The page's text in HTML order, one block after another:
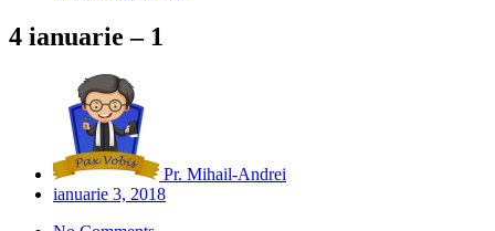
4 ianuarie – 1
Pr. Mihail-Andrei
ianuarie 3, 2018